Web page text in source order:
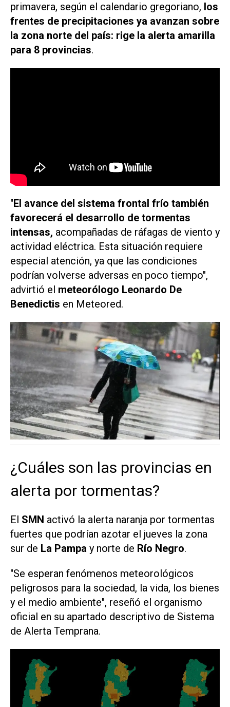
primavera, según el calendario gregoriano, los
frentes de precipitaciones ya avanzan sobre
la zona norte del país: rige la alerta amarilla
para 8 provincias.
"El avance del sistema frontal frío también
favorecerá el desarrollo de tormentas
intensas, acompañadas de ráfagas de viento y
actividad eléctrica. Esta situación requiere
especial atención, ya que las condiciones
podrían volverse adversas en poco tiempo",
advirtió el meteorólogo Leonardo De
Benedictis en Meteored.
¿Cuáles son las provincias en
alerta por tormentas?
El SMN activó la alerta naranja por tormentas
fuertes que podrían azotar el jueves la zona
sur de La Pampa y norte de Río Negro.
"Se esperan fenómenos meteorológicos
peligrosos para la sociedad, la vida, los bienes
y el medio ambiente", reseñó el organismo
oficial en su apartado descriptivo de Sistema
de Alerta Temprana.